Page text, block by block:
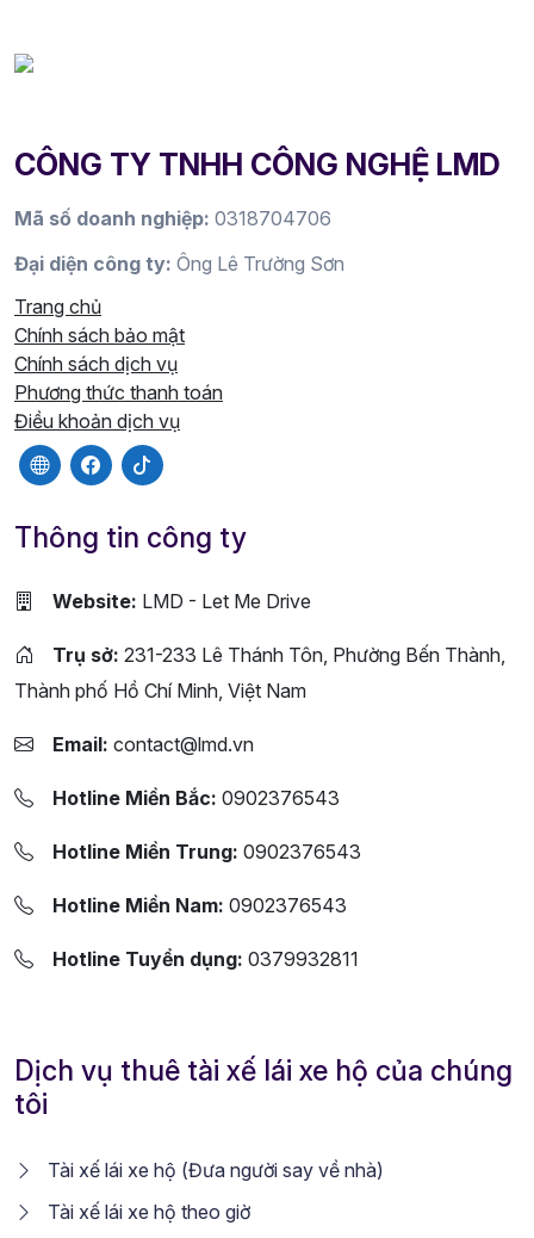
CÔNG TY TNHH CÔNG NGHỆ LMD
Mã số doanh nghiệp: 0318704706
Đại diện công ty: Ông Lê Trường Sơn
Trang chủ
Chính sách bảo mật
Chính sách dịch vụ
Phương thức thanh toán
Điều khoản dịch vụ
Thông tin công ty
Website: LMD - Let Me Drive
Trụ sở: 231-233 Lê Thánh Tôn, Phường Bến Thành,
Thành phố Hồ Chí Minh, Việt Nam
Email: contact@lmd.vn
Hotline Miền Bắc: 0902376543
Hotline Miền Trung: 0902376543
Hotline Miền Nam: 0902376543
Hotline Tuyển dụng: 0379932811
Dịch vụ thuê tài xế lái xe hộ của chúng
tôi
Tài xế lái xe hộ (Đưa người say về nhà)
Tài xế lái xe hộ theo giờ